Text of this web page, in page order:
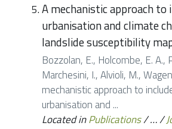
A mechanistic approach
urbanisation and climate
landslide susceptibility
Bozzolan, E., Holcombe, E. A.,
Marchesini, I., Alvioli, M.,
mechanistic approach to
urbanisation and ...
Located inPublications/…/